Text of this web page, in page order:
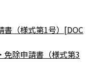
書（様式第1号）[DOC
免除申請書（様式第3